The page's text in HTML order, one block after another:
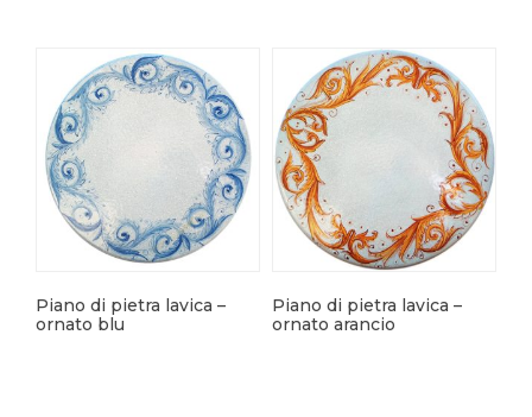
Piano di pietra lavica –
ornato blu
Piano di pietra lavica –
ornato arancio